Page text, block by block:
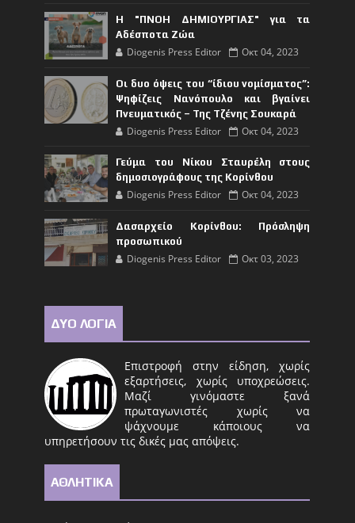
Η "ΠΝΟΗ ΔΗΜΙΟΥΡΓΙΑΣ" για τα
Αδέσποτα Ζώα
Diogenis Press Editor Οκτ 04, 2023
Οι δυο όψεις του “ίδιου νομίσματος”:
Ψηφίζεις Νανόπουλο και βγαίνει
Πνευματικός – Της Τζένης Σουκαρά
Diogenis Press Editor Οκτ 04, 2023
Γεύμα του Νίκου Σταυρέλη στους
δημοσιογράφους της Κορίνθου
Diogenis Press Editor Οκτ 04, 2023
Δασαρχείο Κορίνθου: Πρόσληψη
προσωπικού
Diogenis Press Editor Οκτ 03, 2023
ΔΥΟ ΛΟΓΙΑ
Επιστροφή στην είδηση, χωρίς
εξαρτήσεις, χωρίς υποχρεώσεις.
Μαζί γινόμαστε ξανά
πρωταγωνιστές χωρίς να
ψάχνουμε κάποιους να
υπηρετήσουν τις δικές μας απόψεις.
ΑΘΛΗΤΙΚΑ